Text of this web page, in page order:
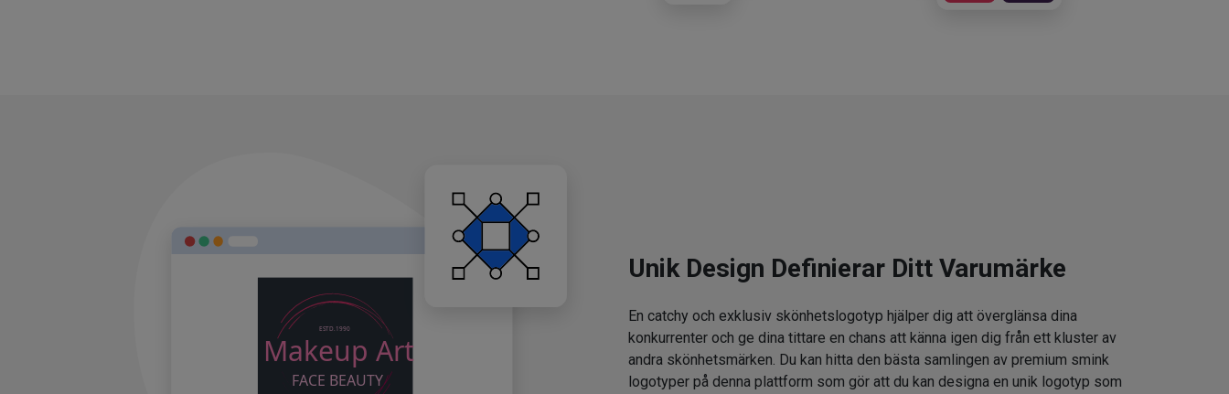
Unik Design Definierar Ditt Varumärke
En catchy och exklusiv skönhetslogotyp hjälper dig att överglänsa dina
konkurrenter och ge dina tittare en chans att känna igen dig från ett kluster av
andra skönhetsmärken. Du kan hitta den bästa samlingen av premium smink
logotyper på denna plattform som gör att du kan designa en unik logotyp som